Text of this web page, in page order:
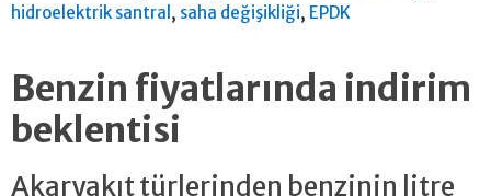
hidroelektrik santral , saha değişikliği, EPDK
Benzin fiyatlarında indirim
beklentisi
Akaryakıt türlerinden benzinin litre